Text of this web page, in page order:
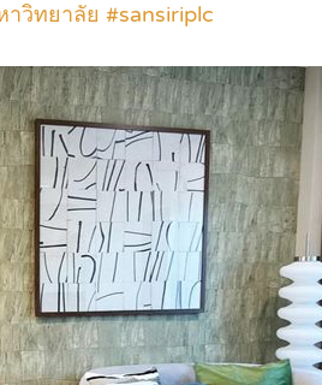
วิทยาลัย #sansiriplc